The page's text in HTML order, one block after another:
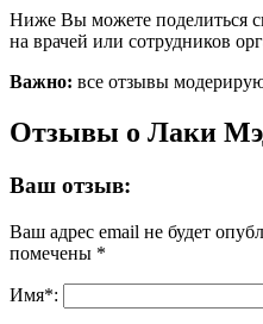
Ниже Вы можете поделиться
на врачей или сотрудников
Важно: все отзывы
Отзывы о Лаки
Ваш отзыв:
Ваш адрес email не будет
помечены *
Имя*: